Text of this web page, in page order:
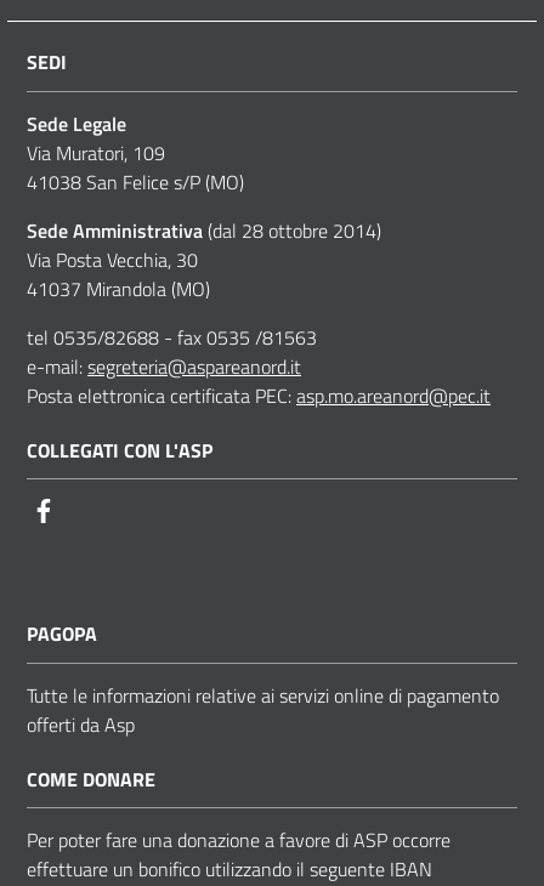
SEDI
Sede Legale
Via Muratori, 109
41038 San Felice s/P (MO)
Sede Amministrativa (dal 28 ottobre 2014)
Via Posta Vecchia, 30
41037 Mirandola (MO)
tel 0535/82688 - fax 0535 /81563
e-mail:segreteria@aspareanord.it
Posta elettronica certificata PEC:asp.mo.areanord@pec.it
COLLEGATI CON L'ASP
PAGOPA
Tutte le informazioni relative ai servizi online di pagamento
offerti da Asp
COME DONARE
Per poter fare una donazione a favore di ASP occorre
effettuare un bonifico utilizzando il seguente IBAN